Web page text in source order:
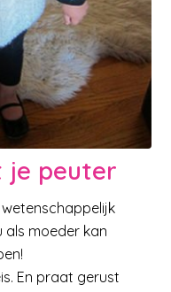
je peuter
als moeder kan
En praat gerust